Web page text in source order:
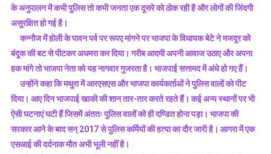
पर्व
रूपये
मांगने
पर
विधायक
बेटे
ने
के अनुपालन में कभी पुलिस तो कभी जनता एक दूसरे को ठोक रही है और लोगों की जिंदगी
असुरक्षित हो गई है।
कन्नौज में होली के पावन पर्व पर रूपए मांगने पर भाजपा के विधायक बेटे ने मजदूर को
बंदूक की बट से पीटकर अधमरा कर दिया। गरीब आदमी अपनी आवाज उठाए और अपना
हक मांगे तो भाजपा नेता को यह नागवार गुजरता है। भाजपाई सत्तामद में अंधे हो गए हैं।
उन्होंने कहा कि मथुरा में आरएसएस और भाजपा कार्यकर्ताओं ने पुलिस वालों को पीट
दिया। आए दिन भाजपाई खाकी की शान तार-तार करते रहते हैं। कई अन्य स्थानों पर भी
ऐसी घटनाएं घटी हैं जिसमें अंततः पुलिस वालों को ही दण्डित होना पड़ा। भाजपा की
सरकार आने के बाद सन् 2017 से पुलिस कर्मियों की हत्या का दौर जारी है। आगरा में एक
एसआई की दर्दनाक मौत अभी भूली नहीं है।